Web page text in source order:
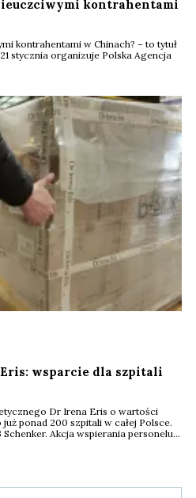
kontrahentami
kontrahentami w Chinach? – to tytuł
stycznia organizuje Polska Agencja
wsparcie dla szpitali
Dr Irena Eris o wartości
już ponad 200 szpitali w całej Polsce.
Akcja wspierania personelu